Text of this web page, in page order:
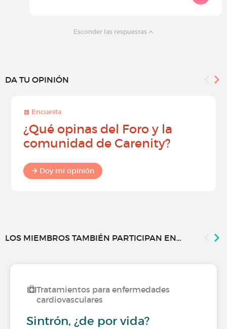
Esconder las respuestas
DA TU OPINIÓN
Encuesta
¿Qué opinas del Foro y la
comunidad de Carenity?
Doy mi opinión
LOS MIEMBROS TAMBIÉN PARTICIPAN EN...
Tratamientos para enfermedades
cardiovasculares
Sintrón, ¿de por vida?